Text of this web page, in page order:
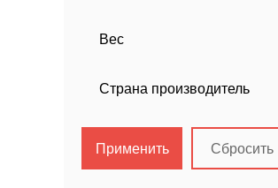
Вес
Страна производитель
Применить Сбросить